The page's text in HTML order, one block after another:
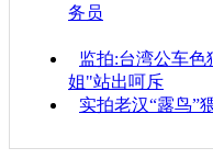
务员
监拍:台湾公车色
姐"站出呵斥
实拍老汉“露鸟”